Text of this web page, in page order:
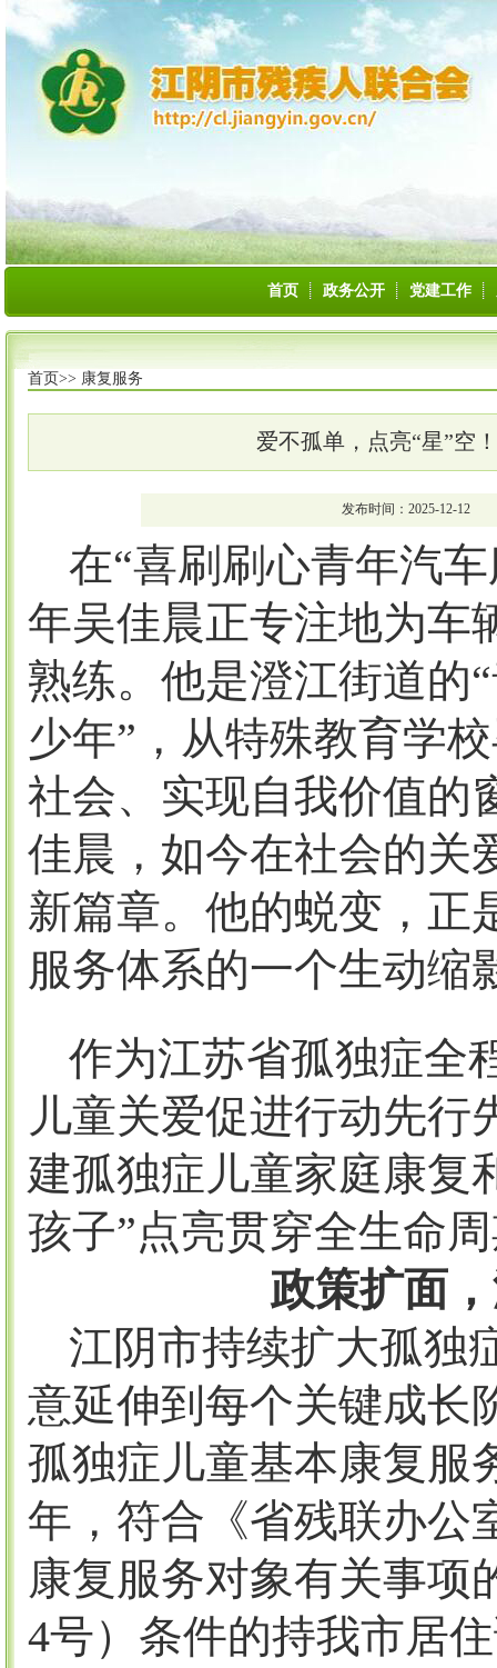
首页 政务公开 党建工作
首页>> 康复服务
爱不孤单，点亮“星”空
发布时间：2025-12-12
在“喜刷刷心青年汽
年吴佳晨正专注地为车
熟练。他是澄江街道的
少年”，从特殊教育学
社会、实现自我价值的
佳晨，如今在社会的关
新篇章。他的蜕变，正
服务体系的一个生动缩
作为江苏省孤独症全
儿童关爱促进行动先行
建孤独症儿童家庭康复
孩子”点亮贯穿全生命
政策扩面
江阴市持续扩大孤独
意延伸到每个关键成长
孤独症儿童基本康复服
年，符合《省残联办公
康复服务对象有关事项
4号）条件的持我市居